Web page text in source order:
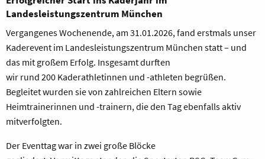
Landesleistungszentrum München
Vergangenes Wochenende, am 31.01.2026, fand erstmals unser
Kaderevent im Landesleistungszentrum München statt – und
das mit großem Erfolg. Insgesamt durften
wir rund 200 Kaderathletinnen und -athleten begrüßen.
Begleitet wurden sie von zahlreichen Eltern sowie
Heimtrainerinnen und -trainern, die den Tag ebenfalls aktiv
mitverfolgten.
Der Eventtag war in zwei große Blöcke